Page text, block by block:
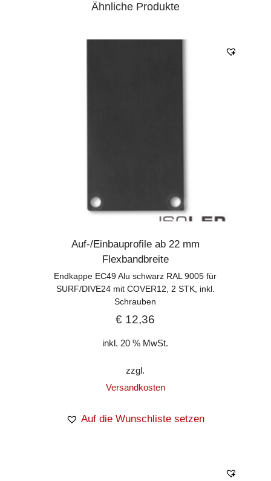
Ähnliche Produkte
Auf-/Einbauprofile ab 22 mm
Flexbandbreite
Endkappe EC49 Alu schwarz RAL 9005 für
SURF/DIVE24 mit COVER12, 2 STK, inkl.
Schrauben
€ 12,36
inkl. 20 % MwSt.
zzgl.
Versandkosten
Auf die Wunschliste setzen